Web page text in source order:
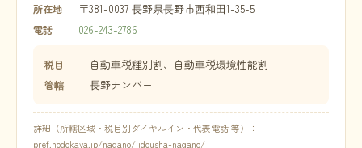
所在地 〒381-0037 長野県長野市西和田1-35-5
電話 026-243-2786
税目 自動車税種別割、自動車税環境性能割
管轄 長野ナンバー
詳細（所轄区域・税目別ダイヤルイン・代表電話 等）：
pref.nodokaya.jp/nagano/jidousha-nagano/